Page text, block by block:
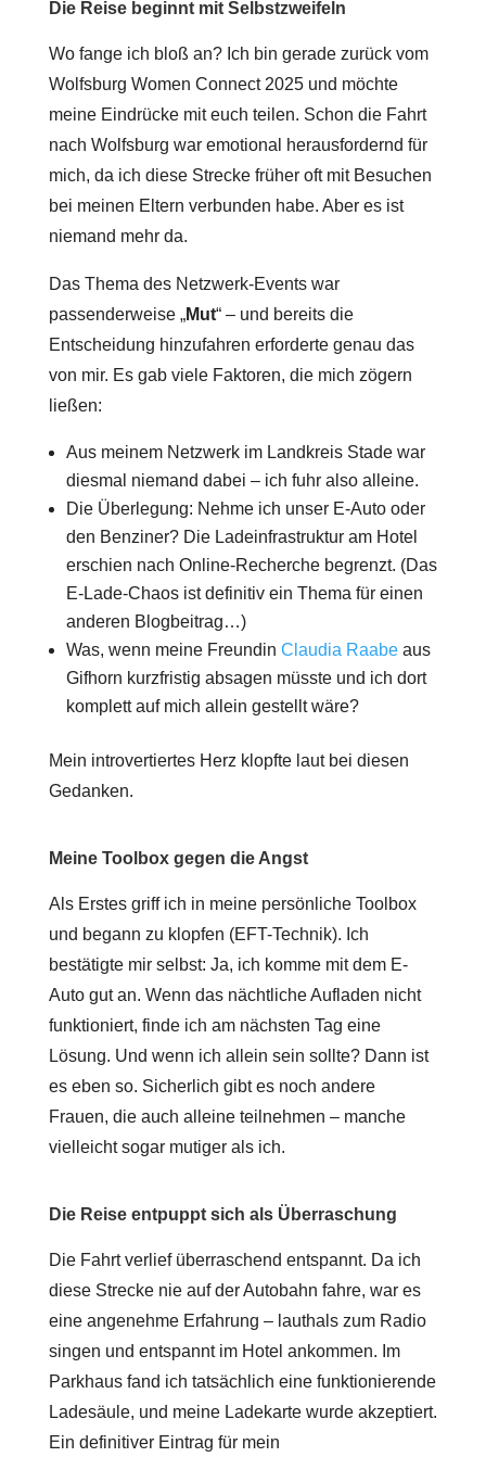
Die Reise beginnt mit Selbstzweifeln
Wo fange ich bloß an? Ich bin gerade zurück vom
Wolfsburg Women Connect 2025 und möchte
meine Eindrücke mit euch teilen. Schon die Fahrt
nach Wolfsburg war emotional herausfordernd für
mich, da ich diese Strecke früher oft mit Besuchen
bei meinen Eltern verbunden habe. Aber es ist
niemand mehr da.
Das Thema des Netzwerk-Events war
passenderweise „Mut“ – und bereits die
Entscheidung hinzufahren erforderte genau das
von mir. Es gab viele Faktoren, die mich zögern
ließen:
Aus meinem Netzwerk im Landkreis Stade war
diesmal niemand dabei – ich fuhr also alleine.
Die Überlegung: Nehme ich unser E-Auto oder
den Benziner? Die Ladeinfrastruktur am Hotel
erschien nach Online-Recherche begrenzt. (Das
E-Lade-Chaos ist definitiv ein Thema für einen
anderen Blogbeitrag…)
Was, wenn meine Freundin Claudia Raabeaus
Gifhorn kurzfristig absagen müsste und ich dort
komplett auf mich allein gestellt wäre?
Mein introvertiertes Herz klopfte laut bei diesen
Gedanken.
Meine Toolbox gegen die Angst
Als Erstes griff ich in meine persönliche Toolbox
und begann zu klopfen (EFT-Technik). Ich
bestätigte mir selbst: Ja, ich komme mit dem E-
Auto gut an. Wenn das nächtliche Aufladen nicht
funktioniert, finde ich am nächsten Tag eine
Lösung. Und wenn ich allein sein sollte? Dann ist
es eben so. Sicherlich gibt es noch andere
Frauen, die auch alleine teilnehmen – manche
vielleicht sogar mutiger als ich.
Die Reise entpuppt sich als Überraschung
Die Fahrt verlief überraschend entspannt. Da ich
diese Strecke nie auf der Autobahn fahre, war es
eine angenehme Erfahrung – lauthals zum Radio
singen und entspannt im Hotel ankommen. Im
Parkhaus fand ich tatsächlich eine funktionierende
Ladesäule, und meine Ladekarte wurde akzeptiert.
Ein definitiver Eintrag für mein